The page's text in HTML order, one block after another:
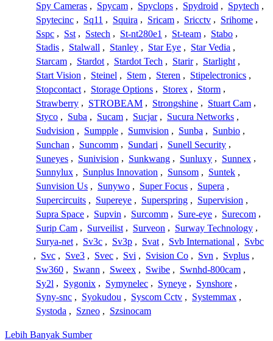
Spy Cameras , Spycam , Spyclops , Spydroid , Spytech ,
Spytecinc , Sq11 , Squira , Sricam , Sricctv , Srihome ,
Sspc , Sst , Sstech , St-nt280e1 , St-team , Stabo ,
Stadis , Stalwall , Stanley , Star Eye , Star Vedia ,
Starcam , Stardot , Stardot Tech , Starir , Starlight ,
Start Vision , Steinel , Stem , Steren , Stipelectronics ,
Stopcontact , Storage Options , Storex , Storm ,
Strawberry , STROBEAM , Strongshine , Stuart Cam ,
Styco , Suba , Sucam , Sucjar , Sucura Networks ,
Sudvision , Sumpple , Sumvision , Sunba , Sunbio ,
Sunchan , Suncomm , Sundari , Sunell Security ,
Suneyes , Sunivision , Sunkwang , Sunluxy , Sunnex ,
Sunnylux , Sunplus Innovation , Sunsom , Suntek ,
Sunvision Us , Sunywo , Super Focus , Supera ,
Supercircuits , Supereye , Superspring , Supervision ,
Supra Space , Supvin , Surcomm , Sure-eye , Surecom ,
Surip Cam , Surveilist , Surveon , Surway Technology ,
Surya-net , Sv3c , Sv3p , Svat , Svb International , Svbc
, Svc , Sve3 , Svec , Svi , Svision Co , Svn , Svplus ,
Sw360 , Swann , Sweex , Swibe , Swnhd-800cam ,
Sy2l , Sygonix , Symynelec , Syneye , Synshore ,
Syny-snc , Syokudou , Syscom Cctv , Systemmax ,
Systoda , Szneo , Szsinocam
Lebih Banyak Sumber